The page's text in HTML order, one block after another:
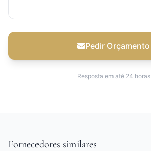
Pedir Orçamento
Resposta em até 24 horas
Fornecedores similares